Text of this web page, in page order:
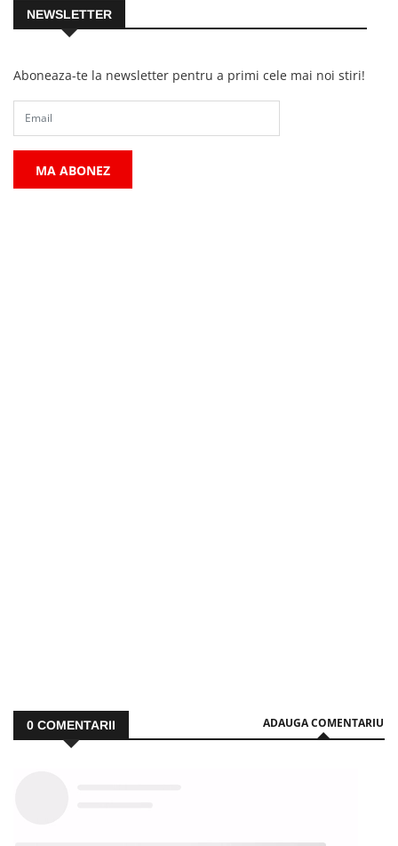
NEWSLETTER
Aboneaza-te la newsletter pentru a primi cele mai noi stiri!
MA ABONEZ
0 COMENTARII ADAUGA COMENTARIU